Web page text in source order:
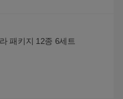
라 패키지 12종 6세트